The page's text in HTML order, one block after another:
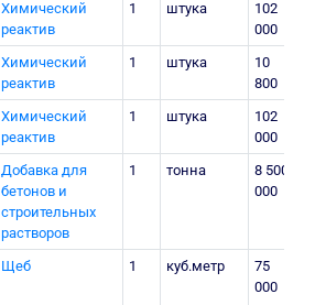
Химический
реактив
1 штука
102
000
Химический
реактив
1 штука
10
800
Химический
реактив
1 штука
102
000
Добавка для
бетонов и
строительных
растворов
1 тонна
8 500
000
Щеб 1 куб.метр
75
000